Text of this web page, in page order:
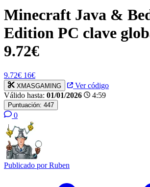
Minecraft Java &
Edition PC clave
9.72€
9.72€ 16€
XMASGAMING
Ver código
Válido hasta: 01/01/2026 4:59
Puntuación: 447
0
Publicado porRuben